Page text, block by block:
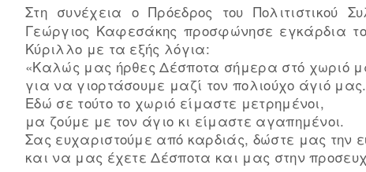
Στη συνέχεια ο Πρόεδρος του Πολιτιστικού
Γεώργιος Καφεσάκης προσφώνησε εγκάρδια
Κύριλλο με τα εξής λόγια:
«Καλώς μας ήρθες Δέσποτα σήμερα στό χωριό
για να γιορτάσουμε μαζί τον πολιούχο άγιό μας.
Εδώ σε τούτο το χωριό είμαστε μετρημένοι,
μα ζούμε με τον άγιο κι είμαστε αγαπημένοι.
Σας ευχαριστούμε από καρδιάς, δώστε μας την
και να μας έχετε Δέσποτα και μας στην